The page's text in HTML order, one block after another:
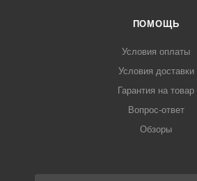
ПОМОЩЬ
Условия оплаты
Условия доставки
Гарантия на товар
Вопрос-ответ
Обзоры